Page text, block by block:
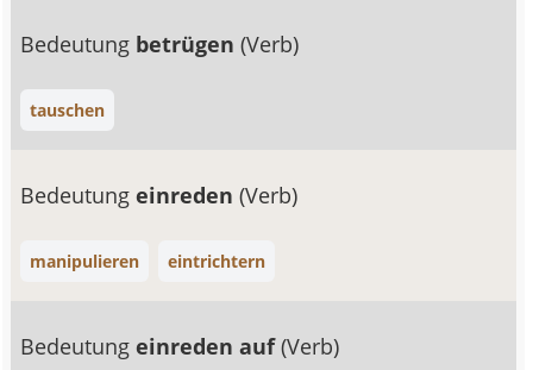
Bedeutung betrügen(Verb)
tauschen
Bedeutungeinreden(Verb)
manipulieren eintrichtern
Bedeutungeinreden auf(Verb)